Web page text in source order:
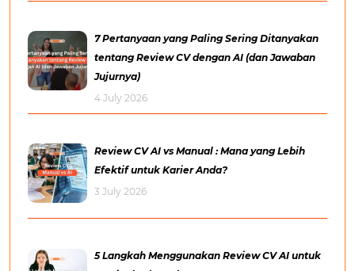
7 Pertanyaan yang Paling Sering Ditanyakan
tentang Review CV dengan AI (dan Jawaban
Jujurnya)
4 July 2026
Review CV AI vs Manual : Mana yang Lebih
Efektif untuk Karier Anda?
3 July 2026
5 Langkah Menggunakan Review CV AI untuk